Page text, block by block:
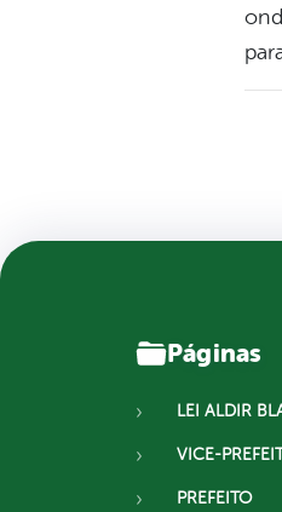
Páginas
LEI ALDIR
VICE-
PREFEITO